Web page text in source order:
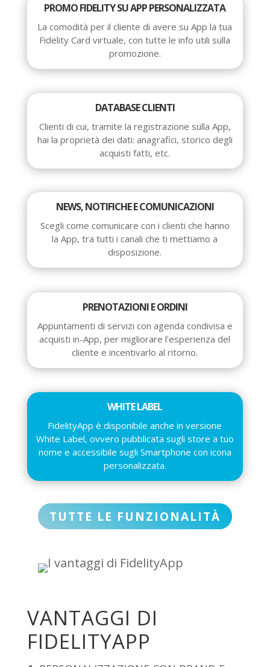
PROMO FIDELITY SU APP PERSONALIZZATA
La comodità per il cliente di avere su App la tua
Fidelity Card virtuale, con tutte le info utili sulla
promozione.
DATABASE CLIENTI
Clienti di cui, tramite la registrazione sulla App,
hai la proprietà dei dati: anagrafici, storico degli
acquisti fatti, etc.
NEWS, NOTIFICHE E COMUNICAZIONI
Scegli come comunicare con i clienti che hanno
la App, tra tutti i canali che ti mettiamo a
disposizione.
PRENOTAZIONI E ORDINI
Appuntamenti di servizi con agenda condivisa e
acquisti in-App, per migliorare l’esperienza del
cliente e incentivarlo al ritorno.
WHITE LABEL
FidelityApp è disponibile anche in versione
White Label, ovvero pubblicata sugli store a tuo
nome e accessibile sugli Smartphone con icona
personalizzata.
TUTTE LE FUNZIONALITÀ
VANTAGGI DI
FIDELITYAPP